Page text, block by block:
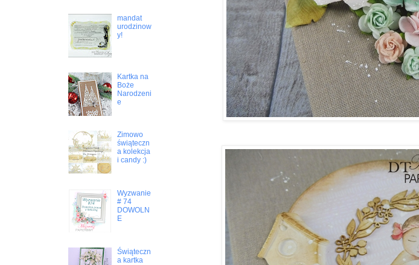
mandat
urodzinow
y!
Kartka na
Boże
Narodzeni
e
Zimowo
świąteczn
a kolekcja
i candy :)
Wyzwanie
# 74
DOWOLN
E
Świąteczn
a kartka